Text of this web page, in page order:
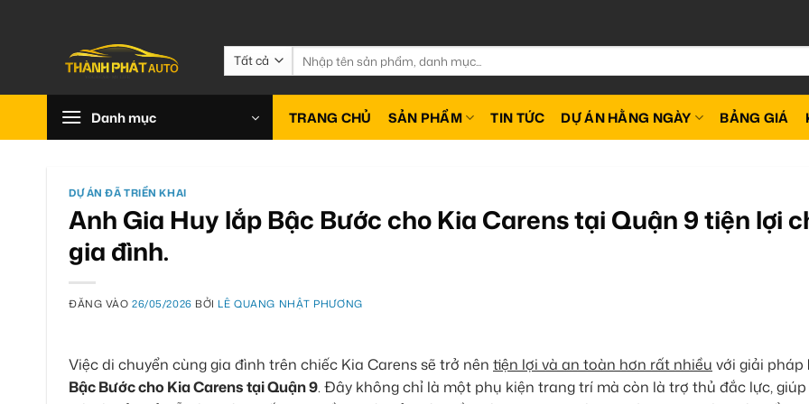
Tìm
kiếm:
Danh mục TRANG CHỦ SẢN PHẨM TIN TỨC DỰ ÁN HẰNG NGÀY BẢNG GIÁ
DỰ ÁN ĐÃ TRIỂN KHAI
Anh Gia Huy lắp Bậc Bước cho Kia Carens tại Quận 9 tiện lợi
gia đình.
ĐĂNG VÀO26/05/2026 BỞI LÊ QUANG NHẬT PHƯƠNG
Việc di chuyển cùng gia đình trên chiếc Kia Carens sẽ trở nên tiện lợi và an toàn hơn rất nhiều với giải pháp
Bậc Bước cho Kia Carens tại Quận 9. Đây không chỉ là một phụ kiện trang trí mà còn là trợ thủ đắc lực,